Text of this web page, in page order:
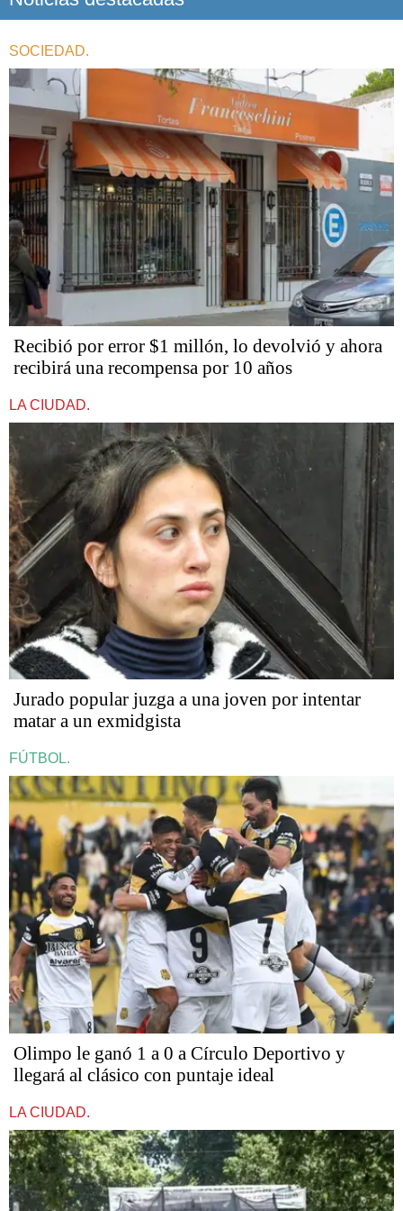
SOCIEDAD.
Recibió por error $1 millón, lo devolvió y ahora
recibirá una recompensa por 10 años
LA CIUDAD.
Jurado popular juzga a una joven por intentar
matar a un exmidgista
FÚTBOL.
Olimpo le ganó 1 a 0 a Círculo Deportivo y
llegará al clásico con puntaje ideal
LA CIUDAD.